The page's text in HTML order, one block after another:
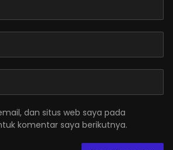
dan situs web saya pada
komentar saya berikutnya.